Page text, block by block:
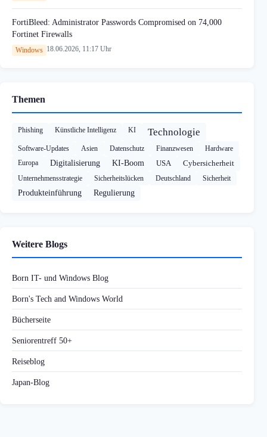
FortiBleed: Administrator Passwords Compromised on 74,000
Fortinet Firewalls
Windows 18.06.2026, 11:17 Uhr
Themen
Phishing Künstliche Intelligenz KI Technologie
Software-Updates Asien Datenschutz Finanzwesen
Hardware
Europa
Digitalisierung KI-Boom USA Cybersicherheit
Unternehmensstrategie Sicherheitslücken Deutschland Sicherheit
Produkteinführung Regulierung
Weitere Blogs
Born IT- und Windows Blog
Born's Tech and Windows World
Bücherseite
Seniorentreff 50+
Reiseblog
Japan-Blog